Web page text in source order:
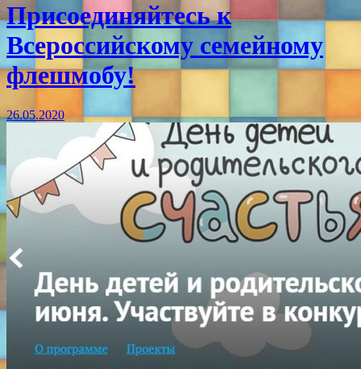
Присоединяйтесь к
Всероссийскому семейному
флешмобу!
26.05.2020